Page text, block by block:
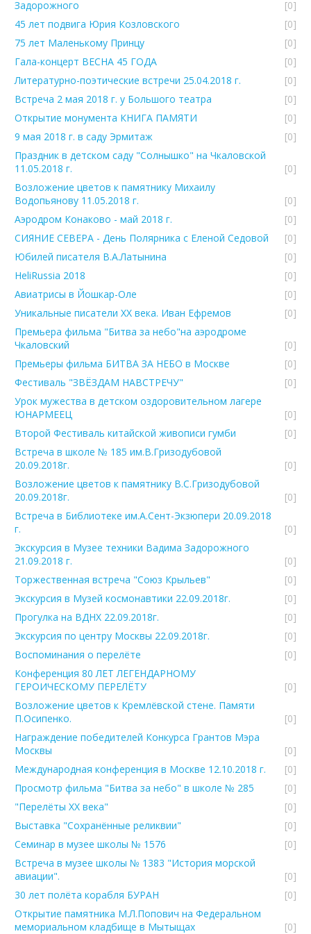
Задорожного
[0]
45 лет подвига Юрия Козловского
[0]
75 лет Маленькому Принцу
[0]
Гала-концерт ВЕСНА 45 ГОДА
[0]
Литературно-поэтические встречи 25.04.2018 г.
[0]
Встреча 2 мая 2018 г. у Большого театра
[0]
Открытие монумента КНИГА ПАМЯТИ
[0]
9 мая 2018 г. в саду Эрмитаж
[0]
Праздник в детском саду "Солнышко" на Чкаловской
11.05.2018 г.
[0]
Возложение цветов к памятнику Михаилу
Водопьянову 11.05.2018 г.
[0]
Аэродром Конаково - май 2018 г.
[0]
СИЯНИЕ СЕВЕРА - День Полярника с Еленой Седовой
[0]
Юбилей писателя В.А.Латынина
[0]
HeliRussia 2018
[0]
Авиатрисы в Йошкар-Оле
[0]
Уникальные писатели ХХ века. Иван Ефремов
[0]
Премьера фильма "Битва за небо"на аэродроме
Чкаловский
[0]
Премьеры фильма БИТВА ЗА НЕБО в Москве
[0]
Фестиваль "ЗВЁЗДАМ НАВСТРЕЧУ"
[0]
Урок мужества в детском оздоровительном лагере
ЮНАРМЕЕЦ
[0]
Второй Фестиваль китайской живописи гумби
[0]
Встреча в школе № 185 им.В.Гризодубовой
20.09.2018г.
[0]
Возложение цветов к памятнику В.С.Гризодубовой
20.09.2018г.
[0]
Встреча в Библиотеке им.А.Сент-Экзюпери 20.09.2018
г.
[0]
Экскурсия в Музее техники Вадима Задорожного
21.09.2018 г.
[0]
Торжественная встреча "Союз Крыльев"
[0]
Экскурсия в Музей космонавтики 22.09.2018г.
[0]
Прогулка на ВДНХ 22.09.2018г.
[0]
Экскурсия по центру Москвы 22.09.2018г.
[0]
Воспоминания о перелёте
[0]
Конференция 80 ЛЕТ ЛЕГЕНДАРНОМУ
ГЕРОИЧЕСКОМУ ПЕРЕЛЁТУ
[0]
Возложение цветов к Кремлёвской стене. Памяти
П.Осипенко.
[0]
Награждение победителей Конкурса Грантов Мэра
Москвы
[0]
Международная конференция в Москве 12.10.2018 г.
[0]
Просмотр фильма "Битва за небо" в школе № 285
[0]
"Перелёты ХХ века"
[0]
Выставка "Сохранённые реликвии"
[0]
Семинар в музее школы № 1576
[0]
Встреча в музее школы № 1383 "История морской
авиации".
[0]
30 лет полёта корабля БУРАН
[0]
Открытие памятника М.Л.Попович на Федеральном
мемориальном кладбище в Мытыщах
[0]